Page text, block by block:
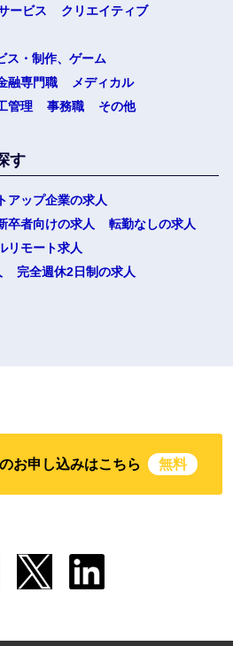
ービス
クリエイティブ
ス・制作、ゲーム
融専門職
メディカル
管理 事務職 その他
す
アップ企業の求人
卒者向けの求人
転勤なしの求人
リモート求人
完全週休2日制の求人
お申し込みはこちら 無料